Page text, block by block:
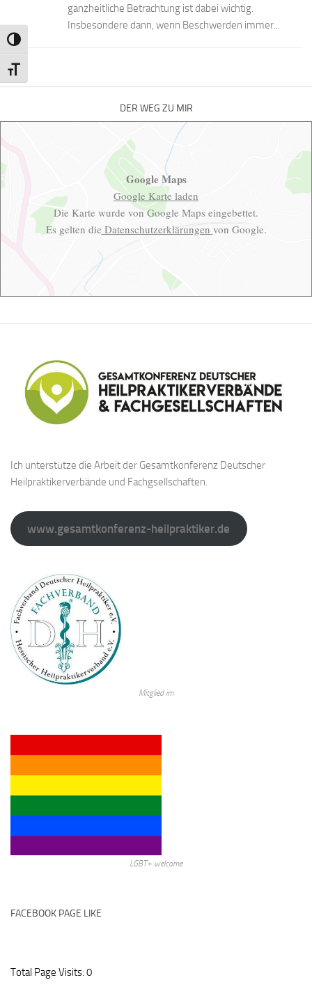
Umschalten auf hohe Kontraste
Schrift vergrößern
ganzheitliche Betrachtung ist dabei wichtig.
Insbesondere dann, wenn Beschwerden immer...
DER WEG ZU MIR
Google Maps
Google Karte laden
Die Karte wurde von Google Maps eingebettet.
Es gelten die Datenschutzerklärungen von Google.
Ich unterstütze die Arbeit der Gesamtkonferenz Deutscher
Heilpraktikerverbände und Fachgsellschaften.
www.gesamtkonferenz-heilpraktiker.de
Mitglied im
LGBT+ welcome
FACEBOOK PAGE LIKE
Total Page Visits: 0